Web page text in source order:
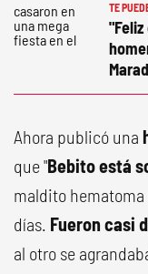
TE
Ahora publicó una
que "Bebito está
maldito hematoma
días. Fueron casi
al otro se